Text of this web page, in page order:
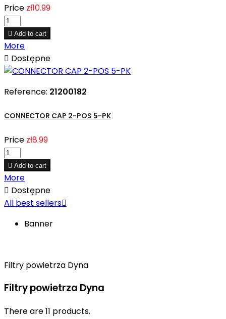
Price zł10.99
 Add to cart
More
 Dostępne
Reference: 21200182
CONNECTOR CAP 2-POS 5-PK
Price zł8.99
 Add to cart
More
 Dostępne
All best sellers
Banner
Filtry powietrza Dyna
Filtry powietrza Dyna
There are 11 products.